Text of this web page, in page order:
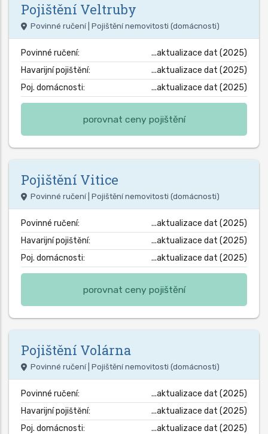
Pojištění Veltruby
Povinné ručení | Pojištění nemovitosti (domácnosti)
Povinné ručení:
...aktualizace dat (2025)
Havarijní pojištění:
...aktualizace dat (2025)
Poj. domácnosti:
...aktualizace dat (2025)
porovnat ceny pojištění
Pojištění Vitice
Povinné ručení | Pojištění nemovitosti (domácnosti)
Povinné ručení:
...aktualizace dat (2025)
Havarijní pojištění:
...aktualizace dat (2025)
Poj. domácnosti:
...aktualizace dat (2025)
porovnat ceny pojištění
Pojištění Volárna
Povinné ručení | Pojištění nemovitosti (domácnosti)
Povinné ručení:
...aktualizace dat (2025)
Havarijní pojištění:
...aktualizace dat (2025)
Poj. domácnosti:
...aktualizace dat (2025)